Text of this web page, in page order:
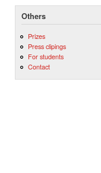
Others
Prizes
Press clipings
For students
Contact